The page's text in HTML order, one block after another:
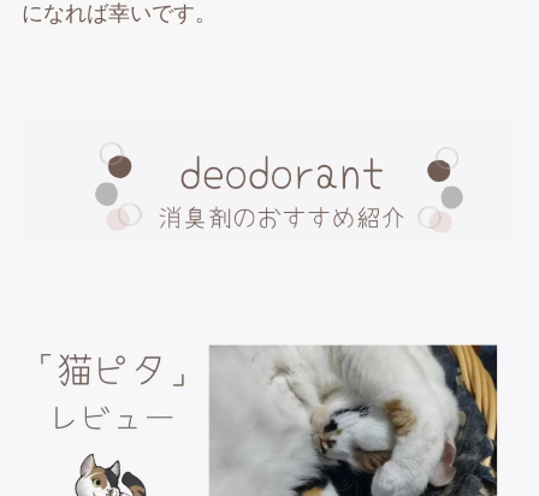
になれば幸いです。